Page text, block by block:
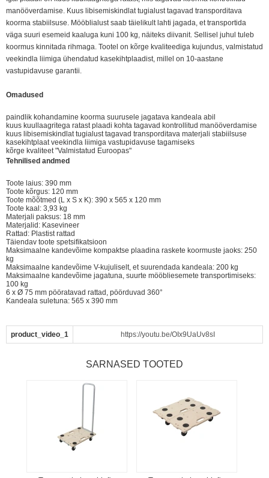
manööverdamise. Kuus libisemiskindlat tugialust tagavad transporditava
koorma stabiilsuse. Mööblialust saab täielikult lahti jagada, et transportida
väga suuri esemeid kaaluga kuni 100 kg, näiteks diivanit. Sellisel juhul tuleb
koormus kinnitada rihmaga. Tootel on kõrge kvaliteediga kujundus, valmistatud
veekindla liimiga ühendatud kasekihtplaadist, millel on 10-aastane
vastupidavuse garantii.
Omadused
paindlik kohandamine koorma suurusele jagatava kandeala abil
kuus kuullaagritega ratast plaadi kohta tagavad kontrollitud manööverdamise
kuus libisemiskindlat tugialust tagavad transporditava materjali stabiilsuse
kasekihtplaat veekindla liimiga vastupidavuse tagamiseks
kõrge kvaliteet "Valmistatud Euroopas"
Tehnilised andmed
Toote laius: 390 mm
Toote kõrgus: 120 mm
Toote mõõtmed (L x S x K): 390 x 565 x 120 mm
Toote kaal: 3,93 kg
Materjali paksus: 18 mm
Materjalid: Kasevineer
Rattad: Plastist rattad
Täiendav toote spetsifikatsioon
Maksimaalne kandevõime kompaktse plaadina raskete koormuste jaoks: 250
kg
Maksimaalne kandevõime V-kujuliselt, et suurendada kandeala: 200 kg
Maksimaalne kandevõime jagatuna, suurte mööbliesemete transportimiseks:
100 kg
6 x Ø 75 mm pööratavad rattad, pöörduvad 360°
Kandeala suletuna: 565 x 390 mm
product_video_1 https://youtu.be/OIx9UaUv8sI
SARNASED TOOTED